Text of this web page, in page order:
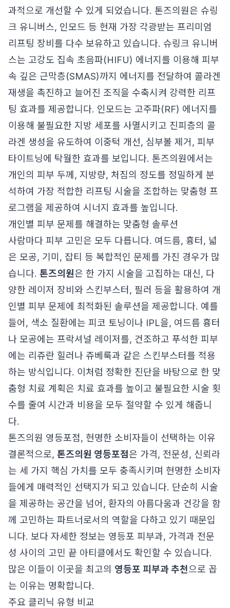
과적으로 개선할 수 있게 되었습니다. 톤즈의원은 슈링
크 유니버스, 인모드 등 현재 가장 각광받는 프리미엄
리프팅 장비를 다수 보유하고 있습니다. 슈링크 유니버
스는 고강도 집속 초음파(HIFU) 에너지를 이용해 피부
속 깊은 근막층(SMAS)까지 에너지를 전달하여 콜라겐
재생을 촉진하고 늘어진 조직을 수축시켜 강력한 리프
팅 효과를 제공합니다. 인모드는 고주파(RF) 에너지를
이용해 불필요한 지방 세포를 사멸시키고 진피층의 콜
라겐 생성을 유도하여 이중턱 개선, 심부볼 제거, 피부
타이트닝에 탁월한 효과를 보입니다. 톤즈의원에서는
개인의 피부 두께, 지방량, 처짐의 정도를 정밀하게 분
석하여 가장 적합한 리프팅 시술을 조합하는 맞춤형 프
로그램을 제공하여 시너지 효과를 높입니다.
개인별 피부 문제를 해결하는 맞춤형 솔루션
사람마다 피부 고민은 모두 다릅니다. 여드름, 흉터, 넓
은 모공, 기미, 잡티 등 복합적인 문제를 가진 경우가 많
습니다. 톤즈의원은 한 가지 시술을 고집하는 대신, 다
양한 레이저 장비와 스킨부스터, 필러 등을 활용하여 개
인별 피부 문제에 최적화된 솔루션을 제공합니다. 예를
들어, 색소 질환에는 피코 토닝이나 IPL을, 여드름 흉터
나 모공에는 프락셔널 레이저를, 건조하고 푸석한 피부
에는 리쥬란 힐러나 쥬베룩과 같은 스킨부스터를 적용
하는 방식입니다. 이처럼 정확한 진단을 바탕으로 한 맞
춤형 치료 계획은 치료 효과를 높이고 불필요한 시술 횟
수를 줄여 시간과 비용을 모두 절약할 수 있게 해줍니
다.
톤즈의원 영등포점, 현명한 소비자들이 선택하는 이유
결론적으로, 톤즈의원 영등포점은 가격, 전문성, 신뢰라
는 세 가지 핵심 가치를 모두 충족시키며 현명한 소비자
들에게 매력적인 선택지가 되고 있습니다. 단순히 시술
을 제공하는 공간을 넘어, 환자의 아름다움과 건강을 함
께 고민하는 파트너로서의 역할을 다하고 있기 때문입
니다. 보다 자세한 정보는 영등포 피부과, 가격과 전문
성 사이의 고민 끝 아티클에서도 확인할 수 있습니다.
많은 이들이 이곳을 최고의 영등포 피부과 추천으로 꼽
는 이유는 명확합니다.
주요 클리닉 유형 비교